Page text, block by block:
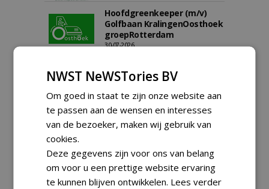
Hoofdgreenkeeper (m/v)
Golfbaan KralingenOosthoek
groepRotterdam
30-07-2026
GREEN OUTLET
NWST NeWSTories BV
Om goed in staat te zijn onze website aan
te passen aan de wensen en interesses
van de bezoeker, maken wij gebruik van
cookies.
Deze gegevens zijn voor ons van belang
om voor u een prettige website ervaring
te kunnen blijven ontwikkelen. Lees verder